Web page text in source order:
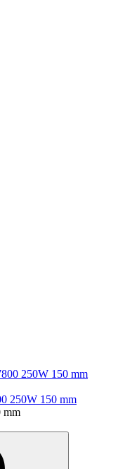
250W 150 mm